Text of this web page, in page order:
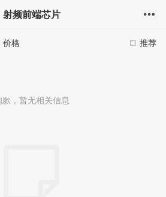
射频前端芯片
推荐
价格
歉，暂无相关信息